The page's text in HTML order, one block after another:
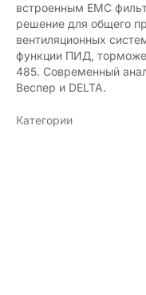
встроенным ЕМС
решение для общего
вентиляционных
функции ПИД,
485. Современный
Веспер и DELTA.
Категории